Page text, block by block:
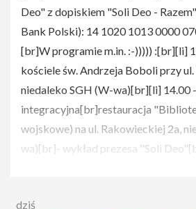
Deo" z dopiskiem "Soli Deo -
Bank Polski): 14 1020 1013 0000
[br]W programie m.in. :-))))) :[br][li]
kościele św. Andrzeja Boboli przy
niedaleko SGH (W-wa)[br][li] 14.00
integracyjna[br]restauracja
wojskowe) na ul. Rakowieckiej 2a,
wa)[br]- wykład prezesa "Soli
Gryzy[br]- panel dyskusyjny
dziś